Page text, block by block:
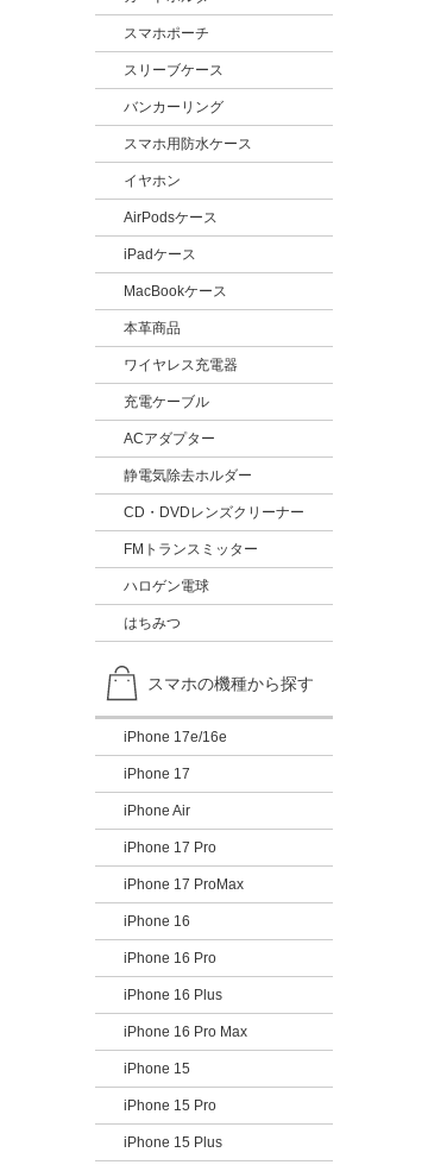
スマホポーチ
スリーブケース
バンカーリング
スマホ用防水ケース
イヤホン
AirPodsケース
iPadケース
MacBookケース
本革商品
ワイヤレス充電器
充電ケーブル
ACアダプター
静電気除去ホルダー
CD・DVDレンズクリーナー
FMトランスミッター
ハロゲン電球
はちみつ
スマホの機種から探す
iPhone 17e/16e
iPhone 17
iPhone Air
iPhone 17 Pro
iPhone 17 ProMax
iPhone 16
iPhone 16 Pro
iPhone 16 Plus
iPhone 16 Pro Max
iPhone 15
iPhone 15 Pro
iPhone 15 Plus